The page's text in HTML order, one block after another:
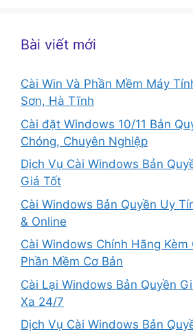
Bài viết mới
Cài Win Và Phần Mềm Máy
Sơn, Hà Tĩnh
Cài đặt Windows 10/11 Bản
Chóng, Chuyên Nghiệp
Dịch Vụ Cài Windows Bản
Giá Tốt
Cài Windows Bản Quyền Uy
& Online
Cài Windows Chính Hãng Kèm
Phần Mềm Cơ Bản
Cài Lại Windows Bản Quyền
Xa 24/7
Dịch Vụ Cài Windows Bản